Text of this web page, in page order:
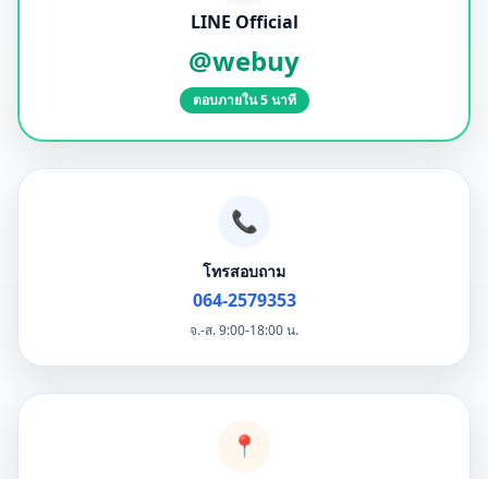
LINE Official
@webuy
ตอบภายใน 5 นาที
📞
โทรสอบถาม
064-2579353
จ.-ส. 9:00-18:00 น.
📍